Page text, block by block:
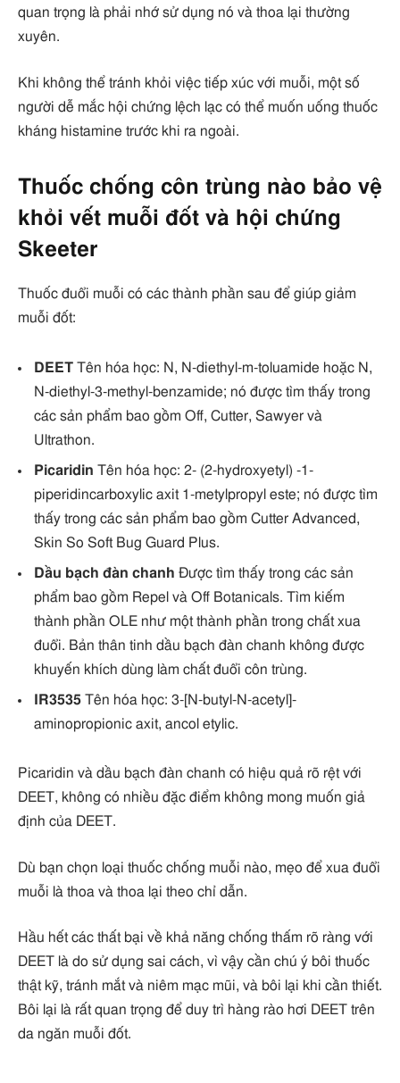
quan trọng là phải nhớ sử dụng nó và thoa lại thường
xuyên.
Khi không thể tránh khỏi việc tiếp xúc với muỗi, một số
người dễ mắc hội chứng lệch lạc có thể muốn uống thuốc
kháng histamine trước khi ra ngoài.
Thuốc chống côn trùng nào bảo vệ
khỏi vết muỗi đốt và hội chứng
Skeeter
Thuốc đuổi muỗi có các thành phần sau để giúp giảm
muỗi đốt:
DEET Tên hóa học: N, N-diethyl-m-toluamide hoặc N,
N-diethyl-3-methyl-benzamide; nó được tìm thấy trong
các sản phẩm bao gồm Off, Cutter, Sawyer và
Ultrathon.
Picaridin Tên hóa học: 2- (2-hydroxyetyl) -1-
piperidincarboxylic axit 1-metylpropyl este; nó được tìm
thấy trong các sản phẩm bao gồm Cutter Advanced,
Skin So Soft Bug Guard Plus.
Dầu bạch đàn chanh Được tìm thấy trong các sản
phẩm bao gồm Repel và Off Botanicals. Tìm kiếm
thành phần OLE như một thành phần trong chất xua
đuổi. Bản thân tinh dầu bạch đàn chanh không được
khuyến khích dùng làm chất đuổi côn trùng.
IR3535 Tên hóa học: 3-[N-butyl-N-acetyl]-
aminopropionic axit, ancol etylic.
Picaridin và dầu bạch đàn chanh có hiệu quả rõ rệt với
DEET, không có nhiều đặc điểm không mong muốn giả
định của DEET.
Dù bạn chọn loại thuốc chống muỗi nào, mẹo để xua đuổi
muỗi là thoa và thoa lại theo chỉ dẫn.
Hầu hết các thất bại về khả năng chống thấm rõ ràng với
DEET là do sử dụng sai cách, vì vậy cần chú ý bôi thuốc
thật kỹ, tránh mắt và niêm mạc mũi, và bôi lại khi cần thiết.
Bôi lại là rất quan trọng để duy trì hàng rào hơi DEET trên
da ngăn muỗi đốt.